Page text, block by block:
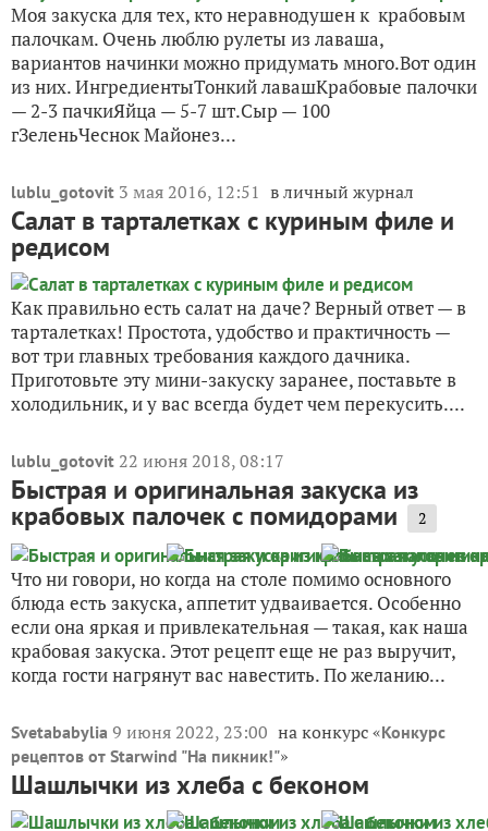
Моя закуска для тех, кто неравнодушен к крабовым
палочкам. Очень люблю рулеты из лаваша,
вариантов начинки можно придумать много.Вот один
из них. ИнгредиентыТонкий лавашКрабовые палочки
— 2-3 пачкиЯйца — 5-7 шт.Сыр — 100
гЗеленьЧеснок Майонез...
lublu_gotovit 3 мая 2016, 12:51 в личный журнал
Салат в тарталетках с куриным филе и
редисом
Как правильно есть салат на даче? Верный ответ — в
тарталетках! Простота, удобство и практичность —
вот три главных требования каждого дачника.
Приготовьте эту мини-закуску заранее, поставьте в
холодильник, и у вас всегда будет чем перекусить....
lublu_gotovit 22 июня 2018, 08:17
Быстрая и оригинальная закуска из
крабовых палочек с помидорами 2
Что ни говори, но когда на столе помимо основного
блюда есть закуска, аппетит удваивается. Особенно
если она яркая и привлекательная — такая, как наша
крабовая закуска. Этот рецепт еще не раз выручит,
когда гости нагрянут вас навестить. По желанию...
Svetababylia 9 июня 2022, 23:00 на конкурс «Конкурс
рецептов от Starwind "На пикник!"»
Шашлычки из хлеба с беконом